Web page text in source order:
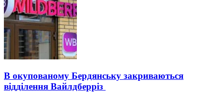
В окупованому Бердянську закриваються
відділення Вайлдберріз